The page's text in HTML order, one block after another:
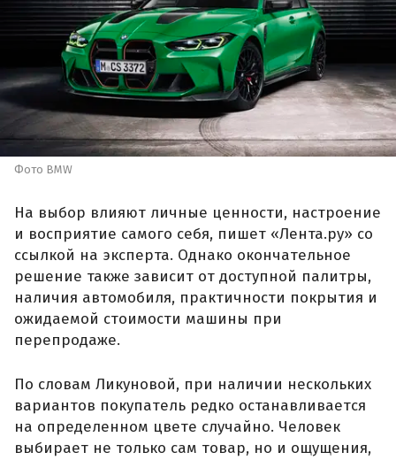
Фото BMW
На выбор влияют личные ценности, настроение
и восприятие самого себя, пишет «Лента.ру» со
ссылкой на эксперта. Однако окончательное
решение также зависит от доступной палитры,
наличия автомобиля, практичности покрытия и
ожидаемой стоимости машины при
перепродаже.
По словам Ликуновой, при наличии нескольких
вариантов покупатель редко останавливается
на определенном цвете случайно. Человек
выбирает не только сам товар, но и ощущения,